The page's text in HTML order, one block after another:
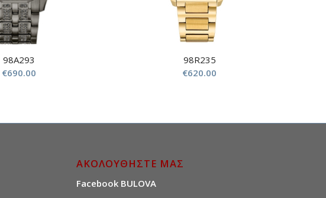
98A293
€690.00
98R235
€620.00
ΑΚΟΛΟΥΘΗΣΤΕ ΜΑΣ
Facebook BULOVA